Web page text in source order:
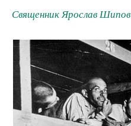
Священник Ярослав Шипов